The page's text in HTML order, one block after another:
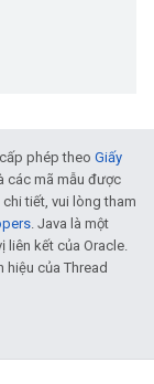
phép theo Giấy
các mã mẫu được
tiết, vui lòng tham
. Java là một
liên kết của Oracle.
hiệu của Thread